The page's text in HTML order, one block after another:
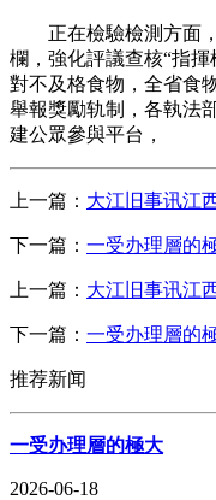
正在檢驗檢測方面，
欄，強化評議查核“指
對不及格食物，全省食
舉報獎勵轨制，各執法
建公眾參與平台，
上一篇： 大江旧事讯江
下一篇： 一受办理層的
上一篇： 大江旧事讯江
下一篇： 一受办理層的
推荐新闻
一受办理層的極大
2026-06-18